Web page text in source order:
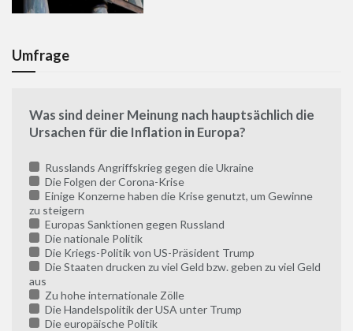
Umfrage
Was sind deiner Meinung nach hauptsächlich die
Ursachen für die Inflation in Europa?
Russlands Angriffskrieg gegen die Ukraine
Die Folgen der Corona-Krise
Einige Konzerne haben die Krise genutzt, um Gewinne
zu steigern
Europas Sanktionen gegen Russland
Die nationale Politik
Die Kriegs-Politik von US-Präsident Trump
Die Staaten drucken zu viel Geld bzw. geben zu viel Geld
aus
Zu hohe internationale Zölle
Die Handelspolitik der USA unter Trump
Die europäische Politik